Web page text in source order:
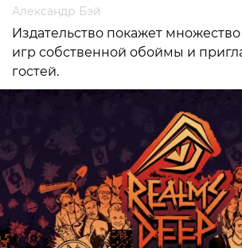
Александр Бэй
Издательство покажет
игр собственной обоймы и
гостей.